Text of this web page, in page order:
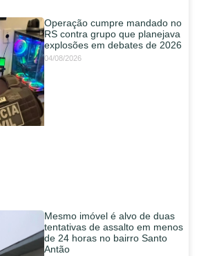
Operação cumpre mandado no
RS contra grupo que planejava
explosões em debates de 2026
04/08/2026
Mesmo imóvel é alvo de duas
tentativas de assalto em menos
de 24 horas no bairro Santo
Antão